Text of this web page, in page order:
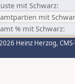
mit Schwarz:
mit
% mit Schwarz:
Heinz Herzog,